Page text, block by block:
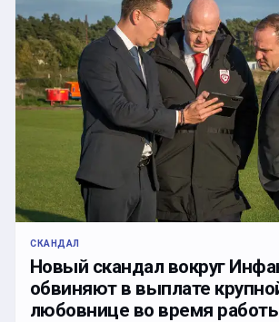
СКАНДАЛ
Новый скандал вокруг
обвиняют в выплате
любовнице во время